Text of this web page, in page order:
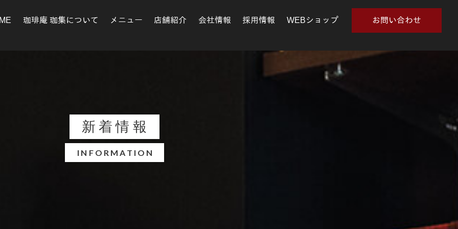
珈琲庵 珈集について メニュー 店舗紹介 会社情報 採用情報 WEBショップ お問い合わせ
新着情報
INFORMATION